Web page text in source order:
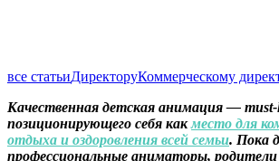
все статьиДиректоруКоммерческому
Качественная детская анимация — must-
позиционирующего себя какместо для
отдыха и оздоровления всей семьи. Пока
профессиональные аниматоры,